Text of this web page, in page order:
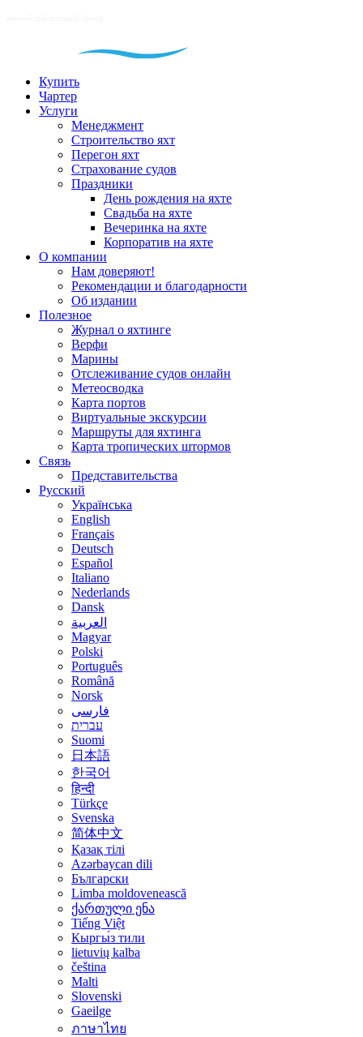
Купить
Чартер
Услуги
Менеджмент
Строительство яхт
Перегон яхт
Страхование судов
Праздники
День рождения на яхте
Свадьба на яхте
Вечеринка на яхте
Корпоратив на яхте
О компании
Нам доверяют!
Рекомендации и благодарности
Об издании
Полезное
Журнал о яхтинге
Верфи
Марины
Отслеживание судов онлайн
Метеосводка
Карта портов
Виртуальные экскурсии
Маршруты для яхтинга
Карта тропических штормов
Связь
Представительства
Русский
Українська
English
Français
Deutsch
Español
Italiano
Nederlands
Dansk
العربية
Magyar
Polski
Português
Română
Norsk
فارسی
עברית
Suomi
日本語
한국어
हिन्दी
Türkçe
Svenska
简体中文
Қазақ тілі
Azərbaycan dili
Български
Limba moldovenească
ქართული ენა
Tiếng Việt
Кыргы́з тили
lietuvių kalba
čeština
Malti
Slovenski
Gaeilge
ภาษาไทย